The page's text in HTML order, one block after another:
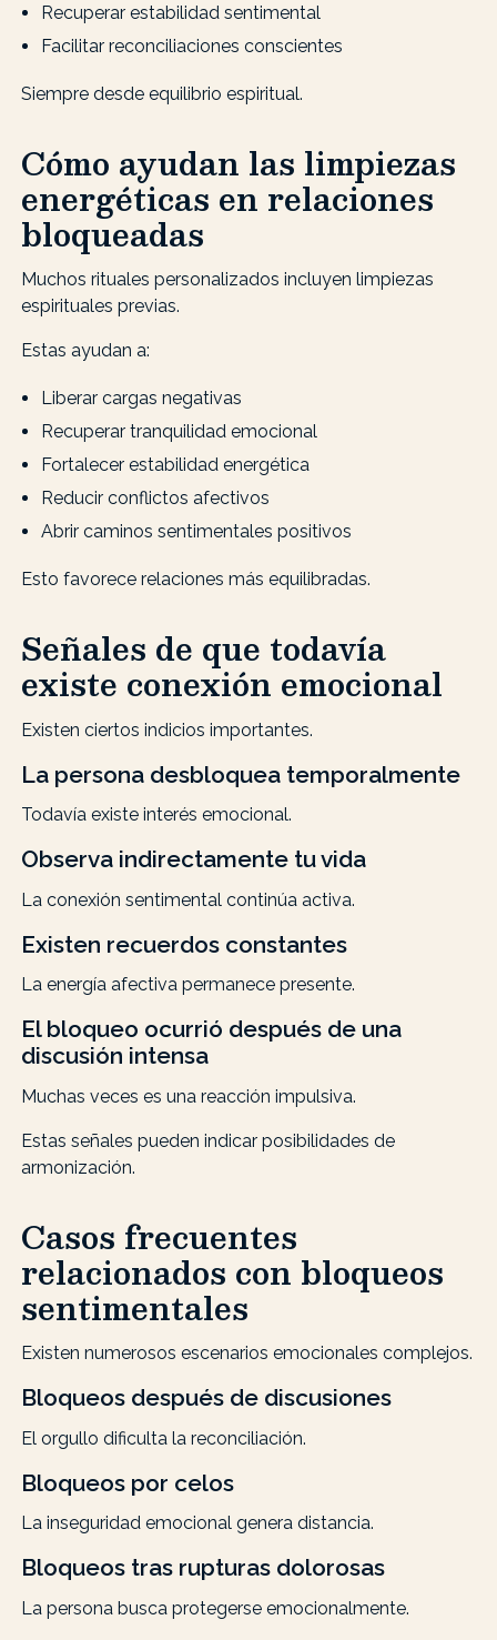
Recuperar estabilidad sentimental
Facilitar reconciliaciones conscientes
Siempre desde equilibrio espiritual.
Cómo ayudan las limpiezas
energéticas en relaciones
bloqueadas
Muchos rituales personalizados incluyen limpiezas
espirituales previas.
Estas ayudan a:
Liberar cargas negativas
Recuperar tranquilidad emocional
Fortalecer estabilidad energética
Reducir conflictos afectivos
Abrir caminos sentimentales positivos
Esto favorece relaciones más equilibradas.
Señales de que todavía
existe conexión emocional
Existen ciertos indicios importantes.
La persona desbloquea temporalmente
Todavía existe interés emocional.
Observa indirectamente tu vida
La conexión sentimental continúa activa.
Existen recuerdos constantes
La energía afectiva permanece presente.
El bloqueo ocurrió después de una
discusión intensa
Muchas veces es una reacción impulsiva.
Estas señales pueden indicar posibilidades de
armonización.
Casos frecuentes
relacionados con bloqueos
sentimentales
Existen numerosos escenarios emocionales complejos.
Bloqueos después de discusiones
El orgullo dificulta la reconciliación.
Bloqueos por celos
La inseguridad emocional genera distancia.
Bloqueos tras rupturas dolorosas
La persona busca protegerse emocionalmente.